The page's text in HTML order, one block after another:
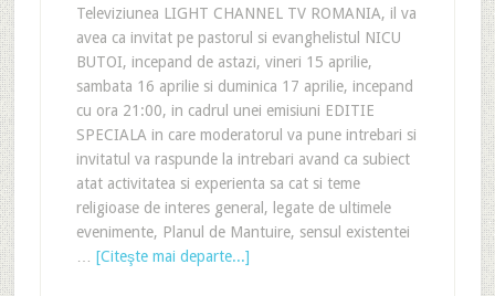
Televiziunea LIGHT CHANNEL TV ROMANIA, il va
avea ca invitat pe pastorul si evanghelistul NICU
BUTOI, incepand de astazi, vineri 15 aprilie,
sambata 16 aprilie si duminica 17 aprilie, incepand
cu ora 21:00, in cadrul unei emisiuni EDITIE
SPECIALA in care moderatorul va pune intrebari si
invitatul va raspunde la intrebari avand ca subiect
atat activitatea si experienta sa cat si teme
religioase de interes general, legate de ultimele
evenimente, Planul de Mantuire, sensul existentei
[Citeşte mai departe...]